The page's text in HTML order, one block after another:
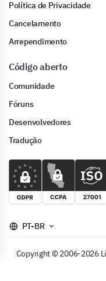
Política de Privacidade
Cancelamento
Arrependimento
Código aberto
Comunidade
Fóruns
Desenvolvedores
Tradução
PT-BR
Copyright © 2006-2026